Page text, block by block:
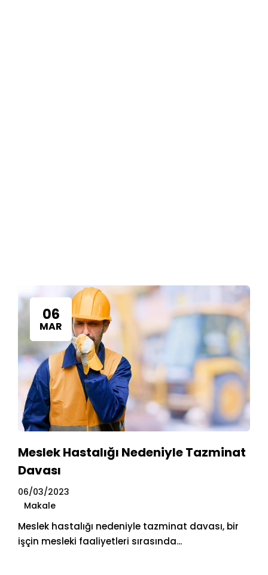
06
MAR
Meslek Hastalığı Nedeniyle Tazminat
Davası
06/03/2023
Makale
Meslek hastalığı nedeniyle tazminat davası, bir
işçin mesleki faaliyetleri sırasında...